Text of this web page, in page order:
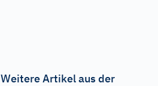
Weitere Artikel aus der